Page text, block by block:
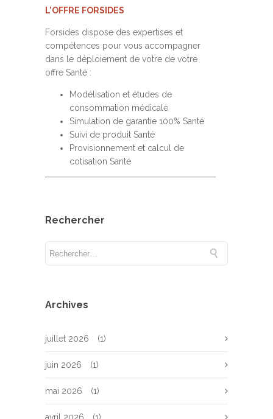
L’OFFRE FORSIDES
Forsides dispose des expertises et
compétences pour vous accompagner
dans le déploiement de votre de votre
offre Santé :
Modélisation et études de
consommation médicale
Simulation de garantie 100% Santé
Suivi de produit Santé
Provisionnement et calcul de
cotisation Santé
Rechercher
Archives
juillet 2026 (1)
juin 2026 (1)
mai 2026 (1)